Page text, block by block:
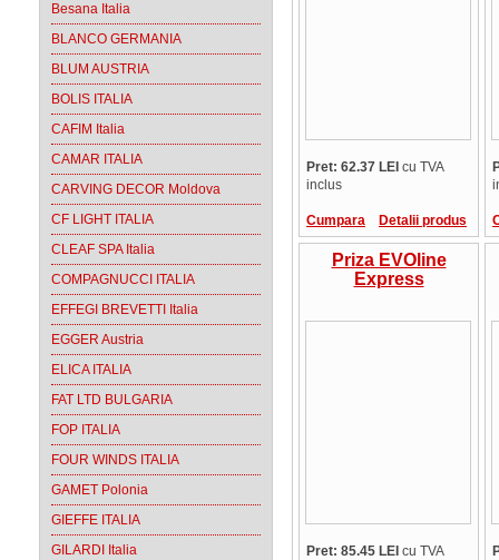
Besana Italia
BLANCO GERMANIA
BLUM AUSTRIA
BOLIS ITALIA
CAFIM Italia
CAMAR ITALIA
CARVING DECOR Moldova
CF LIGHT ITALIA
CLEAF SPA Italia
COMPAGNUCCI ITALIA
EFFEGI BREVETTI Italia
EGGER Austria
ELICA ITALIA
FAT LTD BULGARIA
FOP ITALIA
FOUR WINDS ITALIA
GAMET Polonia
GIEFFE ITALIA
GILARDI Italia
Pret: 62.37 LEI cu TVA
inclus
Cumpara Detalii produs
Priza EVOline
Express
Pret: 85.45 LEI cu TVA